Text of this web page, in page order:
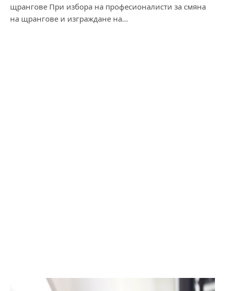
щрангове При избора на професионалисти за смяна
на щрангове и изграждане на…